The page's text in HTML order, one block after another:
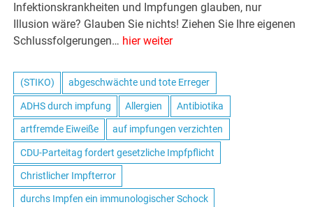
Infektionskrankheiten und Impfungen glauben, nur
Illusion wäre? Glauben Sie nichts! Ziehen Sie Ihre eigenen
Schlussfolgerungen… hier weiter
(STIKO) abgeschwächte und tote Erreger
ADHS durch impfung Allergien Antibiotika
artfremde Eiweiße auf impfungen verzichten
CDU-Parteitag fordert gesetzliche Impfpflicht
Christlicher Impfterror
durchs Impfen ein immunologischer Schock